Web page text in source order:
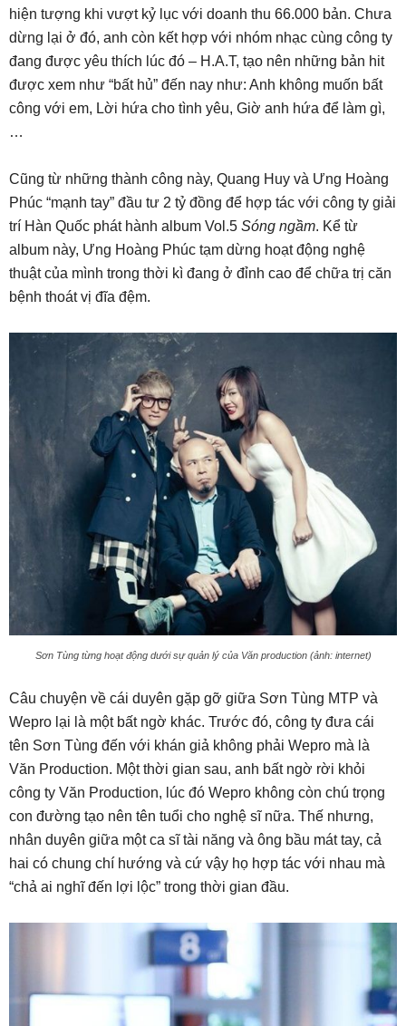
hiện tượng khi vượt kỷ lục với doanh thu 66.000 bản. Chưa
dừng lại ở đó, anh còn kết hợp với nhóm nhạc cùng công ty
đang được yêu thích lúc đó – H.A.T, tạo nên những bản hit
được xem như “bất hủ” đến nay như: Anh không muốn bất
công với em, Lời hứa cho tình yêu, Giờ anh hứa để làm gì,
…
Cũng từ những thành công này, Quang Huy và Ưng Hoàng
Phúc “mạnh tay” đầu tư 2 tỷ đồng để hợp tác với công ty giải
trí Hàn Quốc phát hành album Vol.5 Sóng ngầm. Kể từ
album này, Ưng Hoàng Phúc tạm dừng hoạt động nghệ
thuật của mình trong thời kì đang ở đỉnh cao để chữa trị căn
bệnh thoát vị đĩa đệm.
Sơn Tùng từng hoạt động dưới sự quản lý của Văn production (ảnh: internet)
Câu chuyện về cái duyên gặp gỡ giữa Sơn Tùng MTP và
Wepro lại là một bất ngờ khác. Trước đó, công ty đưa cái
tên Sơn Tùng đến với khán giả không phải Wepro mà là
Văn Production. Một thời gian sau, anh bất ngờ rời khỏi
công ty Văn Production, lúc đó Wepro không còn chú trọng
con đường tạo nên tên tuổi cho nghệ sĩ nữa. Thế nhưng,
nhân duyên giữa một ca sĩ tài năng và ông bầu mát tay, cả
hai có chung chí hướng và cứ vậy họ hợp tác với nhau mà
“chả ai nghĩ đến lợi lộc” trong thời gian đầu.